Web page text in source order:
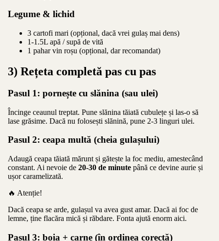
Legume & lichid
3 cartofi mari (opțional, dacă vrei gulaș mai dens)
1-1.5L apă / supă de vită
1 pahar vin roșu (opțional, dar recomandat)
3) Rețeta completă pas cu pas
Pasul 1: pornește cu slănina (sau ulei)
Încinge ceaunul treptat. Pune slănina tăiată cubulețe și las-o să
lase grăsime. Dacă nu folosești slănină, pune 2-3 linguri ulei.
Pasul 2: ceapa multă (cheia gulașului)
Adaugă ceapa tăiată mărunt și gătește la foc mediu, amestecând
constant. Ai nevoie de 20-30 de minute până ce devine aurie și
ușor caramelizată.
🔥 Atenție!
Dacă ceapa se arde, gulașul va avea gust amar. Dacă ai foc de
lemne, ține flacăra mică și răbdare. Fonta ajută enorm aici.
Pasul 3: boia + carne (în ordinea corectă)